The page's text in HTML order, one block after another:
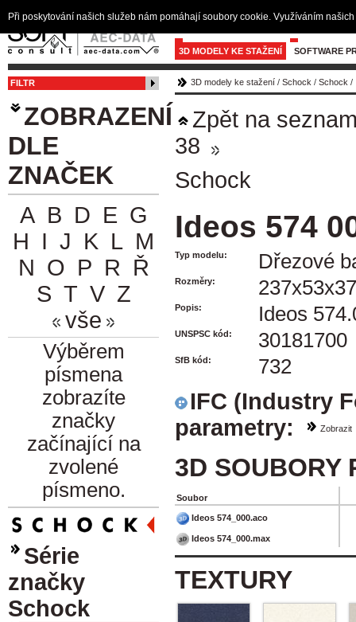
3D MODELY KE STAŽENÍ SOFTWARE
FILTR
ZOBRAZENÍ
DLE
ZNAČEK
A B D E G
H I J K L M
N O P R Ř
S T V Z
vše
Výběrem
písmena
zobrazíte
značky
začínající na
zvolené
písmeno.
Série
značky
Schock
3D modely ke stažení / Schock / Schock /
Zpět na
38
Schock
Ideos 574
Typ modelu: Dřezové
Rozměry:
Popis: Ideos
UNSPSC kód: 30181700
SfB kód: 732
IFC (Industry
parametry:
Zobrazit
3D SOUBORY
Soubor
Ideos 574_000.aco
Ideos 574_000.max
TEXTURY
Při poskytování našich služeb nám pomáhají soubory cookie. Využíváním